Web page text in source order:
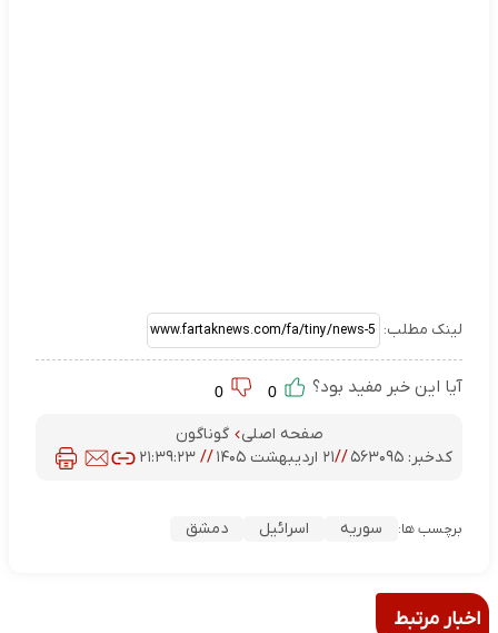
لینک مطلب:
آیا این خبر مفید بود؟
صفحه اصلی
گوناگون
کدخبر:۵۶۳۰۹۵ //۲۱ اردیبهشت ۱۴۰۵ //۲۱:۳۹:۲۳
برچسب ها: سوریه اسرائیل دمشق
اخبار مرتبط